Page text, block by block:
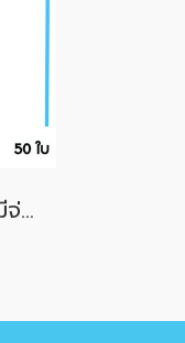
[SRC]ซองเอกสารแบบมีจ่าหน้า 6x9"(S120)